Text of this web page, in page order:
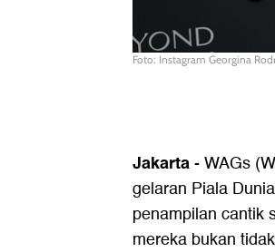
Foto: Instagram Georgina
Jakarta- WAGs
gelaran Piala
penampilan cantik
mereka bukan